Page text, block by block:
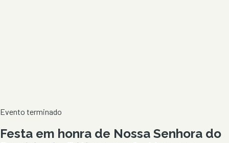
Evento terminado
Festa em honra de Nossa Senhora do